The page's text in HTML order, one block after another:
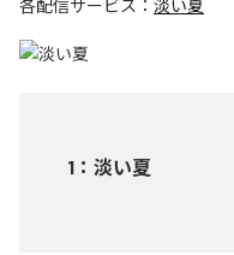
各配信サービス： 淡い夏
1 ： 淡い夏